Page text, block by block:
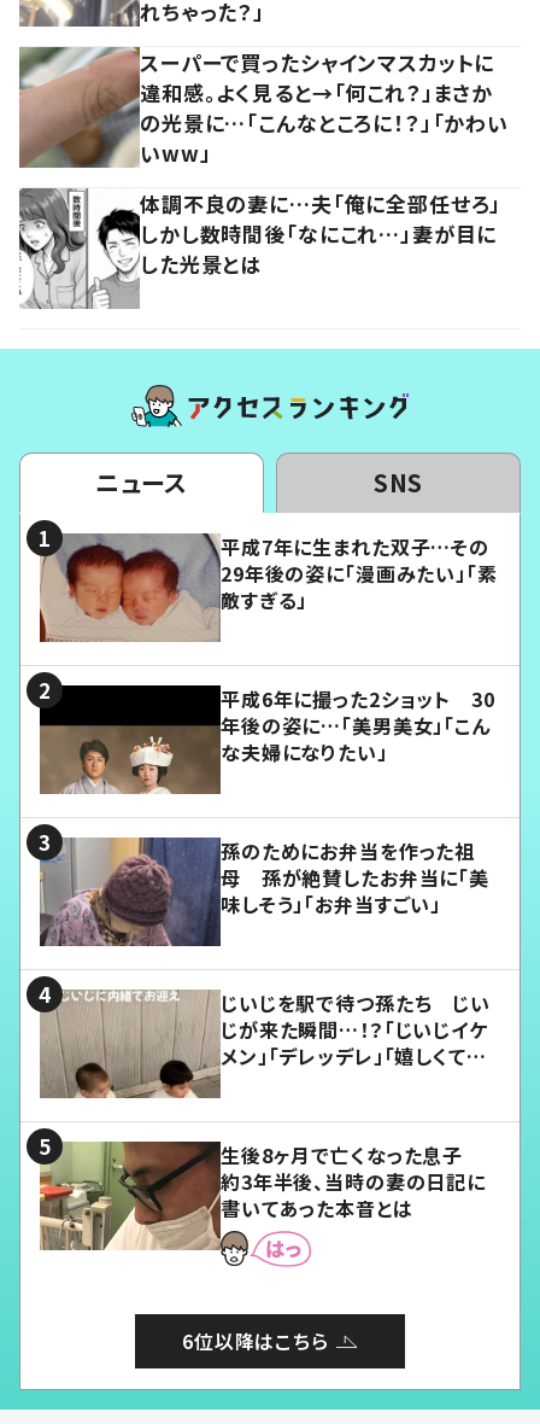
れちゃった？」
スーパーで買ったシャインマスカットに
違和感。よく見ると→「何これ？」まさか
の光景に…「こんなところに！？」「かわい
いww」
体調不良の妻に…夫「俺に全部任せろ」
しかし数時間後「なにこれ…」妻が目に
した光景とは
ニュース SNS
平成7年に生まれた双子…その
29年後の姿に「漫画みたい」「素
敵すぎる」
平成6年に撮った2ショット 30
年後の姿に…「美男美女」「こん
な夫婦になりたい」
孫のためにお弁当を作った祖
母 孫が絶賛したお弁当に「美
味しそう」「お弁当すごい」
じいじを駅で待つ孫たち じい
じが来た瞬間…！？「じいじイケ
メン」「デレッデレ」「嬉しくて可
生後8ヶ月で亡くなった息子
約3年半後、当時の妻の日記に
書いてあった本音とは
6位以降はこちら